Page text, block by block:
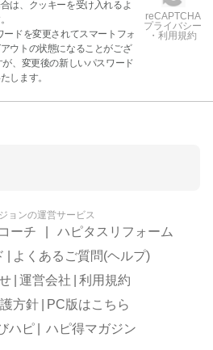
は、クッキーを受け入れるよ
ドを変更されてスマートフォ
ウトの状態になることがござ
、変更後の新しいパスワード
します。
reCAPTCHA
プライバシー
・利用規約
ョンの運営サービス
ーチ
ハピタスリフォーム
よくあるご質問(ヘルプ)
運営会社
利用規約
方針
PC版はこちら
ハピ
ハピ得マガジン